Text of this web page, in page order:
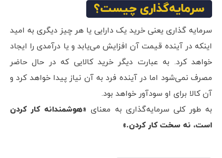
سرمایه‌گذاری چیست؟
سرمایه گذاری یعنی خرید یک دارایی یا هر چیز دیگری به امید
اینکه در آینده قیمت آن افزایش می‌یابد و یا درآمدی را ایجاد
خواهد کرد. به عبارت دیگر خرید کالایی که در حال حاضر
مصرف نمی‌شود اما در آینده فرد به آن نیاز پیدا خواهد کرد و
آن کالا برای او سودآور خواهد بود.
به طور کلی سرمایه‌گذاری به معنای «هوشمندانه‌ کار کردن
است، نه سخت‌ کار کردن.»